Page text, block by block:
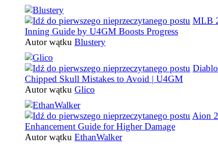
MLB
Inning Guide by U4GM Boosts Progress
Autor wątku Blustery
Chipped Skull Mistakes to Avoid | U4GM
Autor wątku Glico
Aion
Enhancement Guide for Higher Damage
Autor wątku EthanWalker